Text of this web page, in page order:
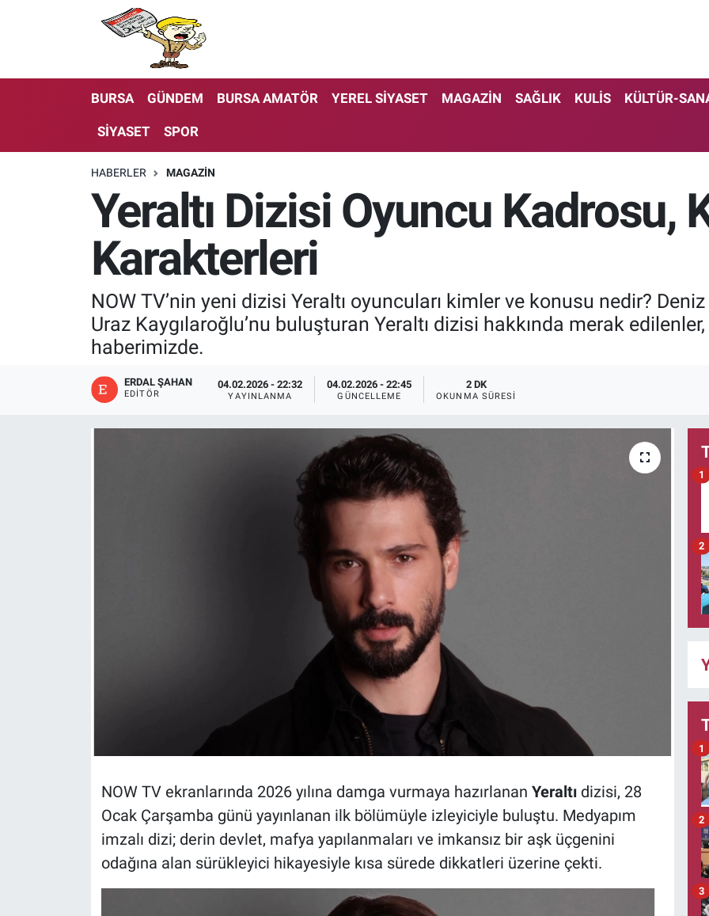
BURSA GÜNDEM BURSA AMATÖR YEREL SİYASET MAGAZİN SAĞLIK KULİS KÜLTÜR-
SİYASET SPOR
HABERLER MAGAZİN
Yeraltı Dizisi Oyuncu Kadrosu,
Karakterleri
NOW TV’nin yeni dizisi Yeraltı oyuncuları kimler ve konusu nedir?
Uraz Kaygılaroğlu’nu buluşturan Yeraltı dizisi hakkında merak
haberimizde.
ERDAL ŞAHAN
EDITÖR
04.02.2026 - 22:32
YAYINLANMA
04.02.2026 - 22:45
GÜNCELLEME
2 DK
OKUNMA SÜRESI
NOW TV ekranlarında 2026 yılına damga vurmaya hazırlanan Yeraltıdizisi, 28
Ocak Çarşamba günü yayınlanan ilk bölümüyle izleyiciyle buluştu. Medyapım
imzalı dizi; derin devlet, mafya yapılanmaları ve imkansız bir aşk üçgenini
odağına alan sürükleyici hikayesiyle kısa sürede dikkatleri üzerine çekti.
1
2
1
2
3